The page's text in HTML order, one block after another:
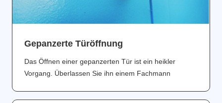
Gepanzerte Türöffnung
Das Öffnen einer gepanzerten Tür ist ein heikler
Vorgang. Überlassen Sie ihn einem Fachmann